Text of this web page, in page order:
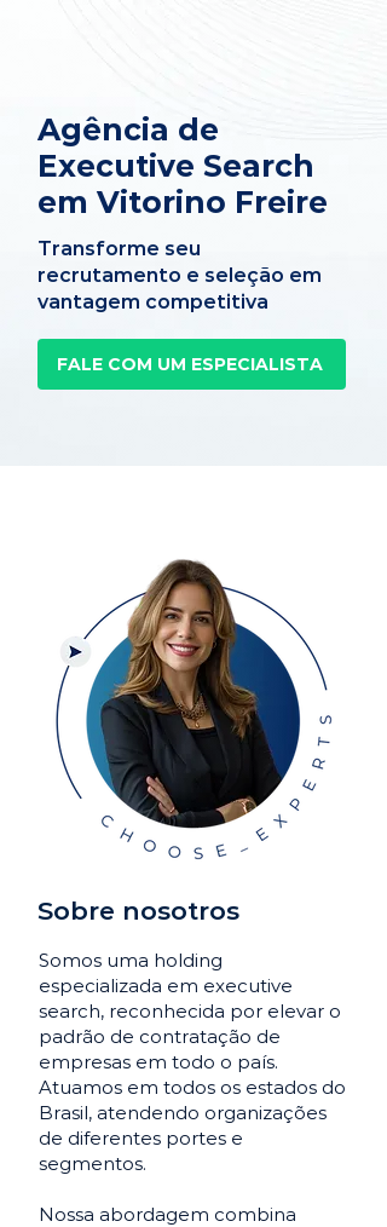
Agência de
Executive Search
em Vitorino Freire
Transforme seu
recrutamento e seleção em
vantagem competitiva
FALE COM UM ESPECIALISTA
Sobre nosotros
Somos uma holding
especializada em executive
search, reconhecida por elevar o
padrão de contratação de
empresas em todo o país.
Atuamos em todos os estados do
Brasil, atendendo organizações
de diferentes portes e
segmentos.
Nossa abordagem combina